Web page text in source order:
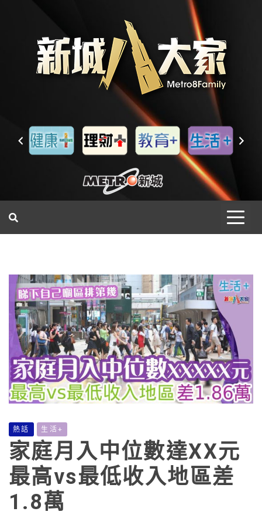
熱話 生活+
家庭月入中位數達XX元
最高vs最低收入地區差
1.8萬